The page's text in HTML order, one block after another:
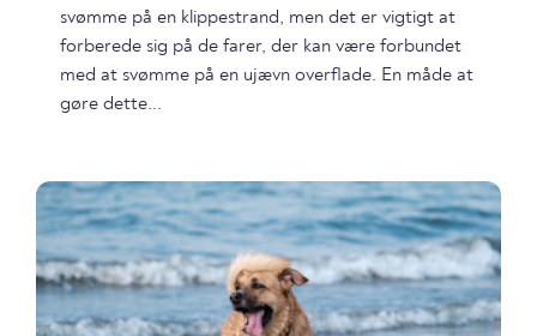
svømme på en klippestrand, men det er vigtigt at
forberede sig på de farer, der kan være forbundet
med at svømme på en ujævn overflade. En måde at
gøre dette...